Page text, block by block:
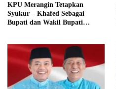
KPU Merangin Tetapkan
Syukur – Khafed Sebagai
Bupati dan Wakil Bupati